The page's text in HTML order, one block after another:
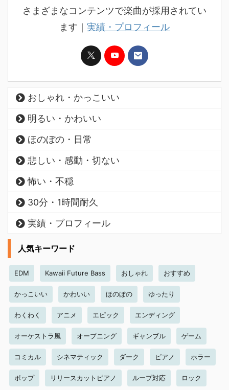
さまざまなコンテンツで楽曲が採用されてい
ます｜ 実績・プロフィール
おしゃれ・かっこいい
明るい・かわいい
ほのぼの・日常
悲しい・感動・切ない
怖い・不穏
30分・1時間耐久
実績・プロフィール
人気キーワード
EDM Kawaii Future Bass おしゃれ おすすめ
かっこいい かわいい ほのぼの ゆったり
わくわく アニメ エピック エンディング
オーケストラ風 オープニング ギャンブル ゲーム
コミカル シネマティック ダーク ピアノ ホラー
ポップ リリースカットピアノ ループ対応 ロック